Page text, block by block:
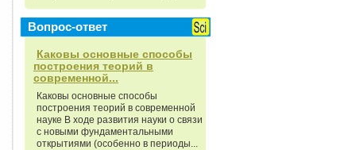
Вопрос-ответ
Каковы основные способы
построения теорий в
современной...
Каковы основные способы
построения теорий в современной
науке В ходе развития науки о связи
с новыми фундаментальными
открытиями (особенно в периоды...